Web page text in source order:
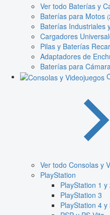
Ver todo Baterías y
Baterías para Motos
Baterías Industriales
Cargadores
Pilas y Baterías
Adaptadores de
Baterías para
Ver todo Consolas y
PlayStation
PlayStation 1 y
PlayStation 3
PlayStation 4 y